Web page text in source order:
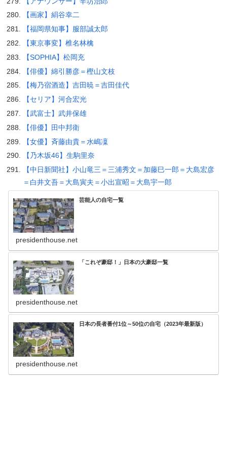
【画家】絹谷幸二
【福岡県知事】服部誠太郎
【東京事変】椎名林檎
【SOPHIA】松岡充
【俳優】綿引勝彦＝樫山文枝
【梅乃宿酒造】吉田暁＝吉田佳代
【セリア】河合宏光
【武富士】武井保雄
【俳優】田中邦衛
【女優】斉藤由貴＝水嶋凜
【乃木坂46】生駒里奈
【中日新聞社】小山竜三＝三浦秀文＝加藤巳一郎＝大島宏彦
＝白井文吾＝大島寅夫＝小出宣昭＝大島宇一郎
芸能人の自宅一覧
presidenthouse.net
「これぞ豪邸！」日本の大豪邸一覧
presidenthouse.net
日本の長者番付1位～50位の自宅（2023年最新版）
presidenthouse.net